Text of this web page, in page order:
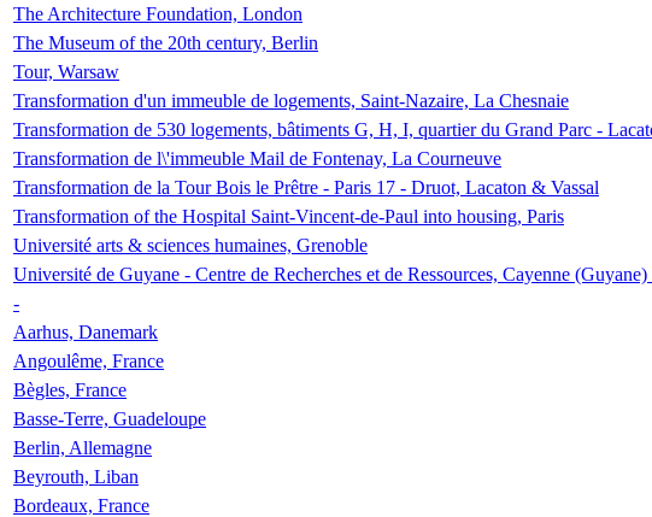
The Architecture Foundation, London
The Museum of the 20th century, Berlin
Tour, Warsaw
Transformation d'un immeuble de logements, Saint-Nazaire, La Chesnaie
Transformation de 530 logements, bâtiments G, H, I, quartier du Grand Parc -
Transformation de l\'immeuble Mail de Fontenay, La Courneuve
Transformation de la Tour Bois le Prêtre - Paris 17 - Druot, Lacaton & Vassal
Transformation of the Hospital Saint-Vincent-de-Paul into housing, Paris
Université arts & sciences humaines, Grenoble
Université de Guyane - Centre de Recherches et de Ressources, Cayenne
-
Aarhus, Danemark
Angoulême, France
Bègles, France
Basse-Terre, Guadeloupe
Berlin, Allemagne
Beyrouth, Liban
Bordeaux, France